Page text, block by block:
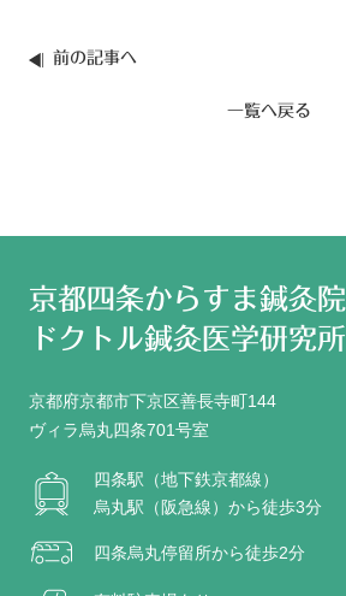
前の記事へ
一覧へ戻る
京都四条からすま鍼灸院
ドクトル鍼灸医学研究所
京都府京都市下京区善長寺町144
ヴィラ烏丸四条701号室
四条駅（地下鉄京都線）
烏丸駅（阪急線）から徒歩3分
四条烏丸停留所から徒歩2分